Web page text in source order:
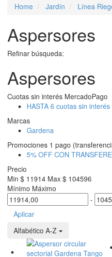
Home Jardín Línea
Aspersores
Refinar búsqueda:
Aspersores
Cuotas sin interés MercadoPago
HASTA 6 cuotas sin interés
Marcas
Gardena
Promociones 1 pago
5% OFF CON
Precio
Min $ 11914 Max $ 104596
Mínimo Máximo
-
Aplicar
Alfabético A-Z